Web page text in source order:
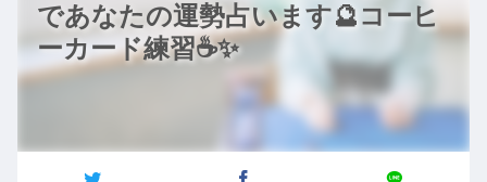
であなたの運勢占います🔮コーヒ
ーカード練習☕✨️